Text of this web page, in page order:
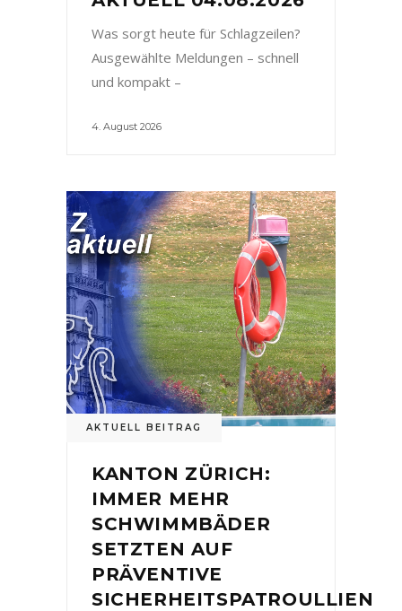
Was sorgt heute für Schlagzeilen?
Ausgewählte Meldungen – schnell
und kompakt –
4. August 2026
AKTUELL BEITRAG
KANTON ZÜRICH:
IMMER MEHR
SCHWIMMBÄDER
SETZTEN AUF
PRÄVENTIVE
SICHERHEITSPATROULLIEN